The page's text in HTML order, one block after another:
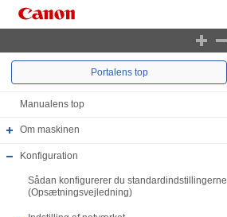
Portalens top
Manualens top
Om maskinen
Konfiguration
Sådan konfigurerer du standardindstillingerne
(Opsætningsvejledning)